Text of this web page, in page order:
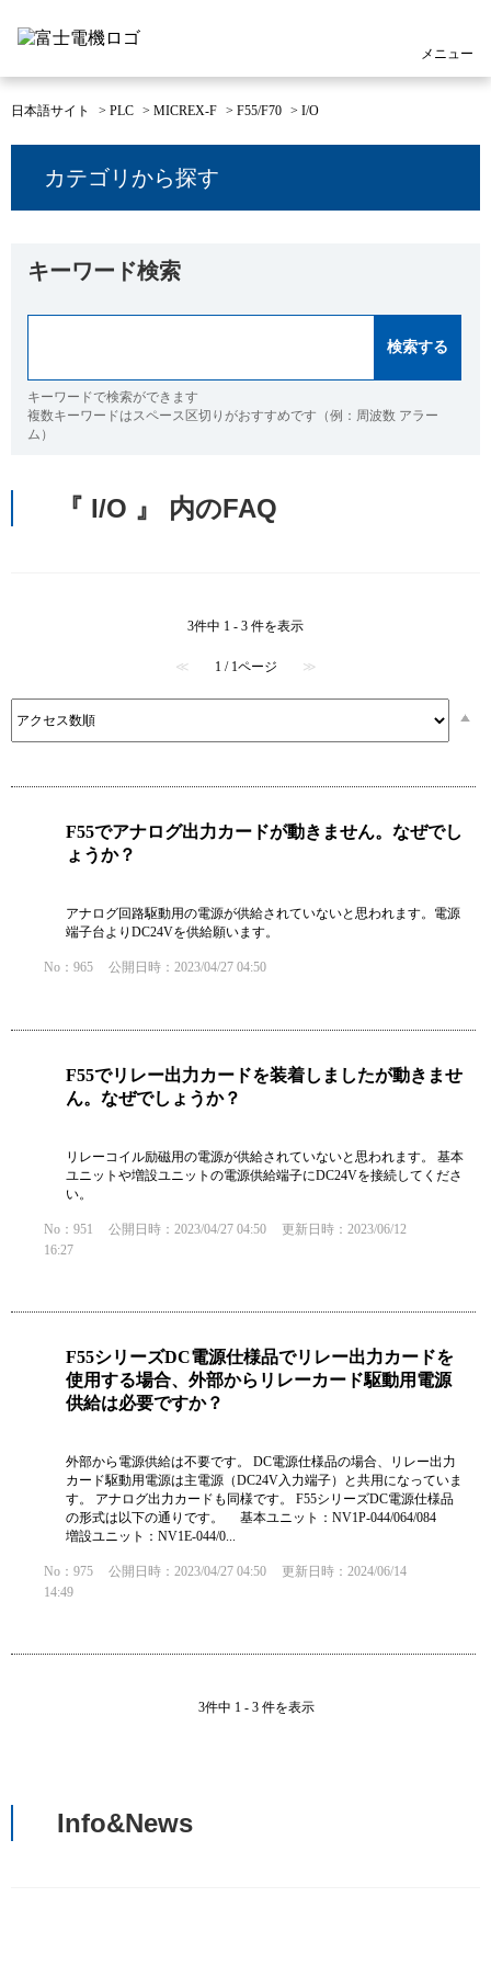
メニュー
日本語サイト > PLC > MICREX-F > F55/F70 > I/O
カテゴリから探す
キーワード検索
キーワードで検索ができます
複数キーワードはスペース区切りがおすすめです（例：周波数 アラー
ム）
『 I/O 』 内のFAQ
3件中 1 - 3 件を表示
≪ 1 / 1ページ ≫
F55でアナログ出力カードが動きません。なぜでし
ょうか？
アナログ回路駆動用の電源が供給されていないと思われます。電源
端子台よりDC24Vを供給願います。
No：965 公開日時：2023/04/27 04:50
F55でリレー出力カードを装着しましたが動きませ
ん。なぜでしょうか？
リレーコイル励磁用の電源が供給されていないと思われます。 基本
ユニットや増設ユニットの電源供給端子にDC24Vを接続してくださ
い。
No：951 公開日時：2023/04/27 04:50
更新日時：2023/06/12
16:27
F55シリーズDC電源仕様品でリレー出力カードを
使用する場合、外部からリレーカード駆動用電源
供給は必要ですか？
外部から電源供給は不要です。 DC電源仕様品の場合、リレー出力
カード駆動用電源は主電源（DC24V入力端子）と共用になっていま
す。 アナログ出力カードも同様です。 F55シリーズDC電源仕様品
の形式は以下の通りです。 基本ユニット：NV1P-044/064/084
増設ユニット：NV1E-044/0...
No：975 公開日時：2023/04/27 04:50
更新日時：2024/06/14
14:49
3件中 1 - 3 件を表示
Info&News